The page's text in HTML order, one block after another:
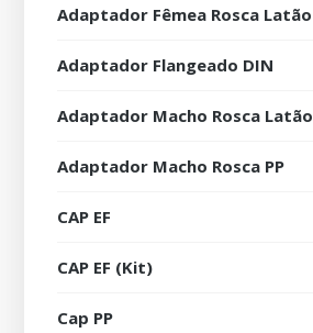
Adaptador Fêmea Rosca Latão
Adaptador Flangeado DIN
Adaptador Macho Rosca Latão
Adaptador Macho Rosca PP
CAP EF
CAP EF (Kit)
Cap PP